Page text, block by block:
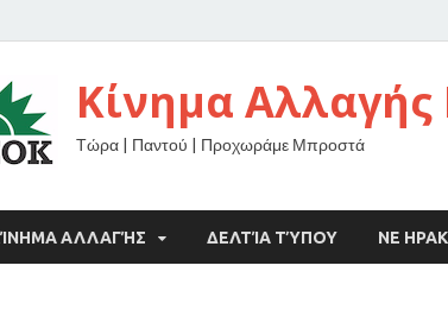
Κίνημα
Τώρα | Παντού | Προχωράμε Μπροστά
ΑΛΛΑΓΉΣ ΔΕΛΤΊΑ ΤΎΠΟΥ ΝΕ